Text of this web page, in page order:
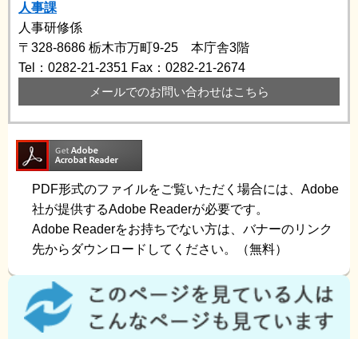
人事課
人事研修係
〒328-8686 栃木市万町9-25 本庁舎3階
Tel：0282-21-2351 Fax：0282-21-2674
メールでのお問い合わせはこちら
PDF形式のファイルをご覧いただく場合には、Adobe
社が提供するAdobe Readerが必要です。
Adobe Readerをお持ちでない方は、バナーのリンク
先からダウンロードしてください。（無料）
こ
ペ